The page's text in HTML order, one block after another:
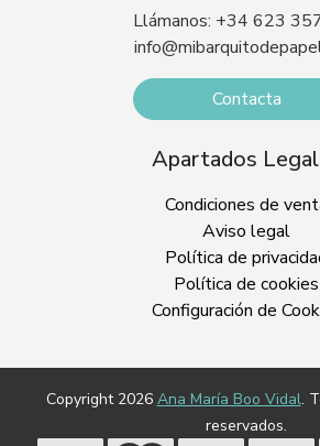
Llámanos: +34 623
Contacta
Apartados
Condiciones de
Aviso legal
Política de
Política de cookies
Configuración de
Copyright 2026 Ana María Boo Vidal.
reservados.